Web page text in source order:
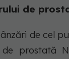
de
de cel
de prostată